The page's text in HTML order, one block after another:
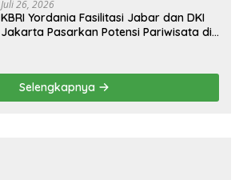
Juli 26, 2026
KBRI Yordania Fasilitasi Jabar dan DKI
Jakarta Pasarkan Potensi Pariwisata di
Selengkapnya